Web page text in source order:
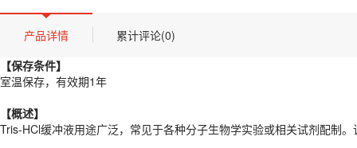
产品描述
【保存条件】
室温保存，有效期1年
【概述】
【注意事项】
产品详情
累计评论(0)
【保存条件】
室温保存，有效期1年
【概述】
Tris-HCl缓冲液用途广泛，常见于各种分子生物学实验或相关试剂配制